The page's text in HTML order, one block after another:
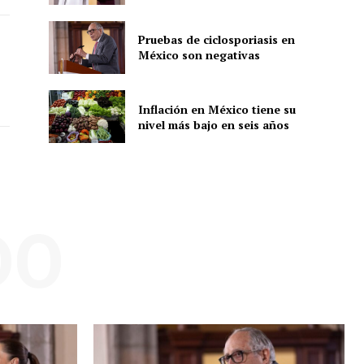
Pruebas de ciclosporiasis en
México son negativas
Inflación en México tiene su
nivel más bajo en seis años